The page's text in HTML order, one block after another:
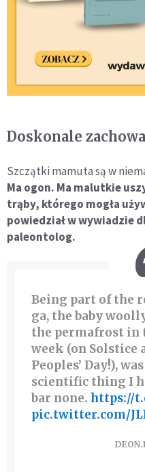
Doskonale
Szczątki mamuta są w
Ma ogon. Ma malutkie
trąby, którego mogła
powiedział w wywiadzie
paleontolog.
Being part of the
ga, the baby
the permafrost
week (on Solstice
Peoples’ Day!),
scientific thing I
bar none. https://
pic.twitter.com/